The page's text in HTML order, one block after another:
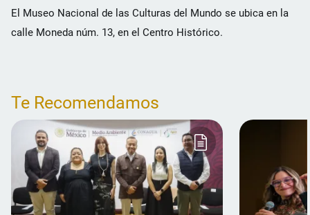
El Museo Nacional de las Culturas del Mundo se ubica en la
calle Moneda núm. 13, en el Centro Histórico.
Te Recomendamos